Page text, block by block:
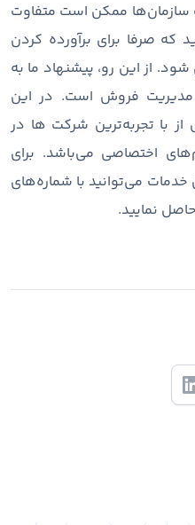
سازمان‌ها ممکن است متفاوت
که صرفا برای برآورده کردن
از این رو، پیشنهاد ما به
فروش است. در این
از با تجربه‌ترین شرکت ها در
اختصاصی می‌باشد. برای
می‌توانید با شماره‌های
حاصل نمایید.